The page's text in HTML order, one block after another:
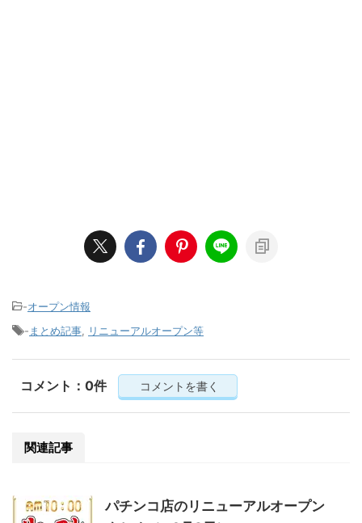
-オープン情報
-まとめ記事, リニューアルオープン等
コメント：0件 コメントを書く
関連記事
パチンコ店のリニューアルオープン